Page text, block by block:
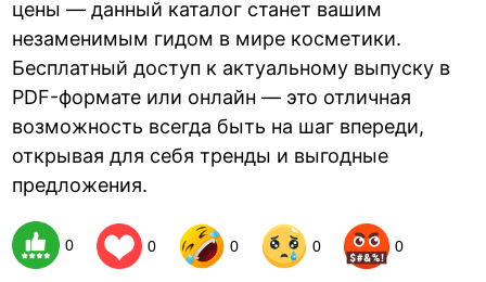
цены — данный каталог станет вашим
незаменимым гидом в мире косметики.
Бесплатный доступ к актуальному выпуску в
PDF-формате или онлайн — это отличная
возможность всегда быть на шаг впереди,
открывая для себя тренды и выгодные
предложения.
0 0 0 0 0